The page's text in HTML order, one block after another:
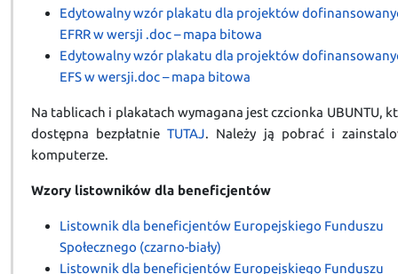
Edytowalny wzór plakatu dla projektów
EFRR w wersji .doc – mapa bitowa
Edytowalny wzór plakatu dla projektów
EFS w wersji.doc – mapa bitowa
Na tablicach i plakatach wymagana jest czcionka UBUNTU,
dostępna bezpłatnieTUTAJ. Należy ją pobrać i
komputerze.
Wzory listowników dla beneficjentów
Listownik dla beneficjentów Europejskiego Funduszu
Społecznego (czarno-biały)
Listownik dla beneficjentów Europejskiego Funduszu